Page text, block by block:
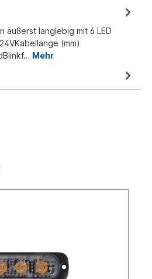
äußerst langlebig mit 6 LED
(mm)
Mehr